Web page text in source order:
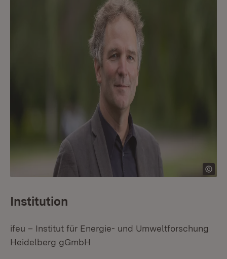
Institution
ifeu – Institut für Energie- und Umweltforschung
Heidelberg gGmbH